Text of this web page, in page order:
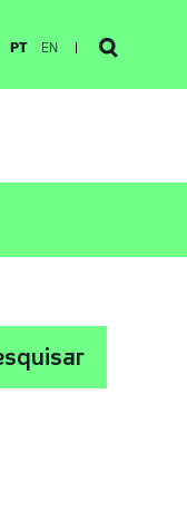
PT EN